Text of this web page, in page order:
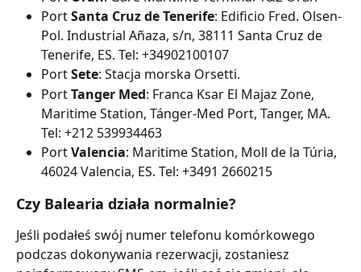
Port Santa Cruz de Tenerife: Edificio Fred. Olsen-
Pol. Industrial Añaza, s/n, 38111 Santa Cruz de
Tenerife, ES. Tel: +34902100107
Port Sete: Stacja morska Orsetti.
Port Tanger Med: Franca Ksar El Majaz Zone,
Maritime Station, Tánger-Med Port, Tanger, MA.
Tel: +212 539934463
Port Valencia: Maritime Station, Moll de la Túria,
46024 Valencia, ES. Tel: +3491 2660215
Czy Balearia działa normalnie?
Jeśli podałeś swój numer telefonu komórkowego
podczas dokonywania rezerwacji, zostaniesz